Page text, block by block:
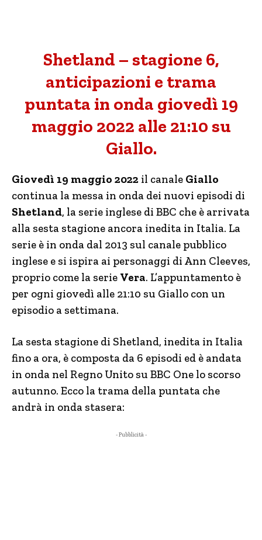
Shetland – stagione 6,
anticipazioni e trama
puntata in onda giovedì 19
maggio 2022 alle 21:10 su
Giallo.
Giovedì 19 maggio 2022 il canale Giallo
continua la messa in onda dei nuovi episodi di
Shetland, la serie inglese di BBC che è arrivata
alla sesta stagione ancora inedita in Italia. La
serie è in onda dal 2013 sul canale pubblico
inglese e si ispira ai personaggi di Ann Cleeves,
proprio come la serie Vera. L’appuntamento è
per ogni giovedì alle 21:10 su Giallo con un
episodio a settimana.
La sesta stagione di Shetland, inedita in Italia
fino a ora, è composta da 6 episodi ed è andata
in onda nel Regno Unito su BBC One lo scorso
autunno. Ecco la trama della puntata che
andrà in onda stasera:
- Pubblicità -